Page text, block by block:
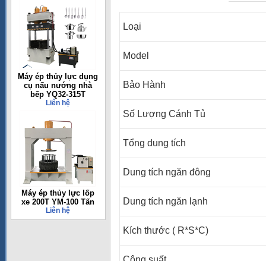
Máy ép thủy lực dụng
cụ nấu nướng nhà
bếp YQ32-315T
Liên hệ
Máy ép thủy lực lốp
xe 200T YM-100 Tấn
Liên hệ
Loại
Model
Bảo Hành
Số Lượng Cánh Tủ
Tổng dung tích
Dung tích ngăn đông
Dung tích ngăn lạnh
Kích thước ( R*S*C)